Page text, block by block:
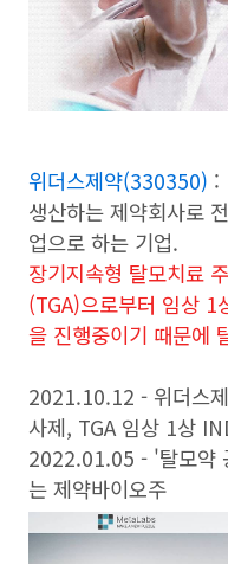
위더스제약(330350) :
생산하는 제약회사로
업으로 하는 기업.
장기지속형 탈모치료
(TGA)으로부터 임상
을 진행중이기 때문에
2021.10.12 - 위더스
사제, TGA 임상 1상
2022.01.05 - '탈모약
는 제약바이오주